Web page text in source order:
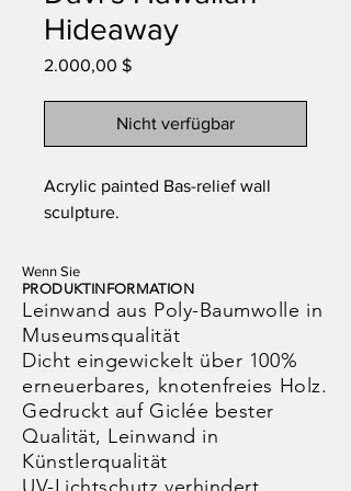
Hideaway
2.000,00 $Preis
Nicht verfügbar
Acrylic painted Bas-relief wall
sculpture.
Wenn Sie
PRODUKTINFORMATION
Leinwand aus Poly-Baumwolle in
Museumsqualität
Dicht eingewickelt über 100%
erneuerbares, knotenfreies Holz.
Gedruckt auf Giclée bester
Qualität, Leinwand in
Künstlerqualität